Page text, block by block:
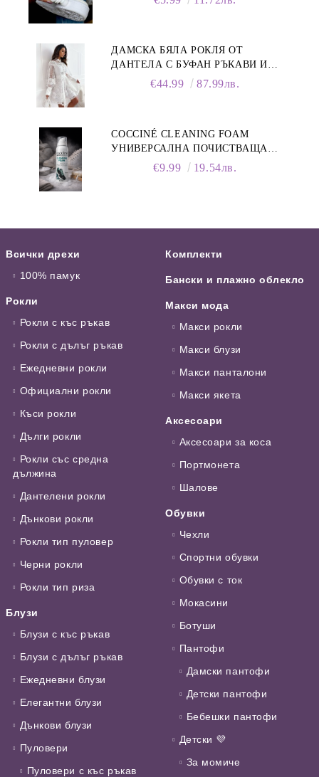
ДАМСКА БЯЛА РОКЛЯ ОТ
ДАНТЕЛА С БУФАН РЪКАВИ И
€44.99 87.99лв.
COCCINÉ CLEANING FOAM
УНИВЕРСАЛНА ПОЧИСТВАЩА
ПЯНА ЗА ОБУВКИ, 150 МЛ
€9.99 19.54лв.
Всички дрехи
100% памук
Рокли
Рокли с къс ръкав
Рокли с дълъг ръкав
Ежедневни рокли
Официални рокли
Къси рокли
Дълги рокли
Рокли със средна
дължина
Дантелени рокли
Дънкови рокли
Рокли тип пуловер
Черни рокли
Рокли тип риза
Блузи
Блузи с къс ръкав
Блузи с дълъг ръкав
Ежедневни блузи
Елегантни блузи
Дънкови блузи
Пуловери
Пуловери с къс ръкав
Комплекти
Бански и плажно облекло
Макси мода
Макси рокли
Макси блузи
Макси панталони
Макси якета
Аксесоари
Аксесоари за коса
Портмонета
Шалове
Обувки
Чехли
Спортни обувки
Обувки с ток
Мокасини
Ботуши
Пантофи
Дамски пантофи
Детски пантофи
Бебешки пантофи
Детски 💜
За момиче